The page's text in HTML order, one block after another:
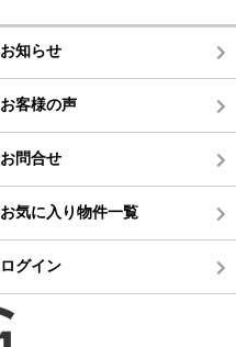
お知らせ
お客様の声
お問合せ
お気に入り物件一覧
ログイン